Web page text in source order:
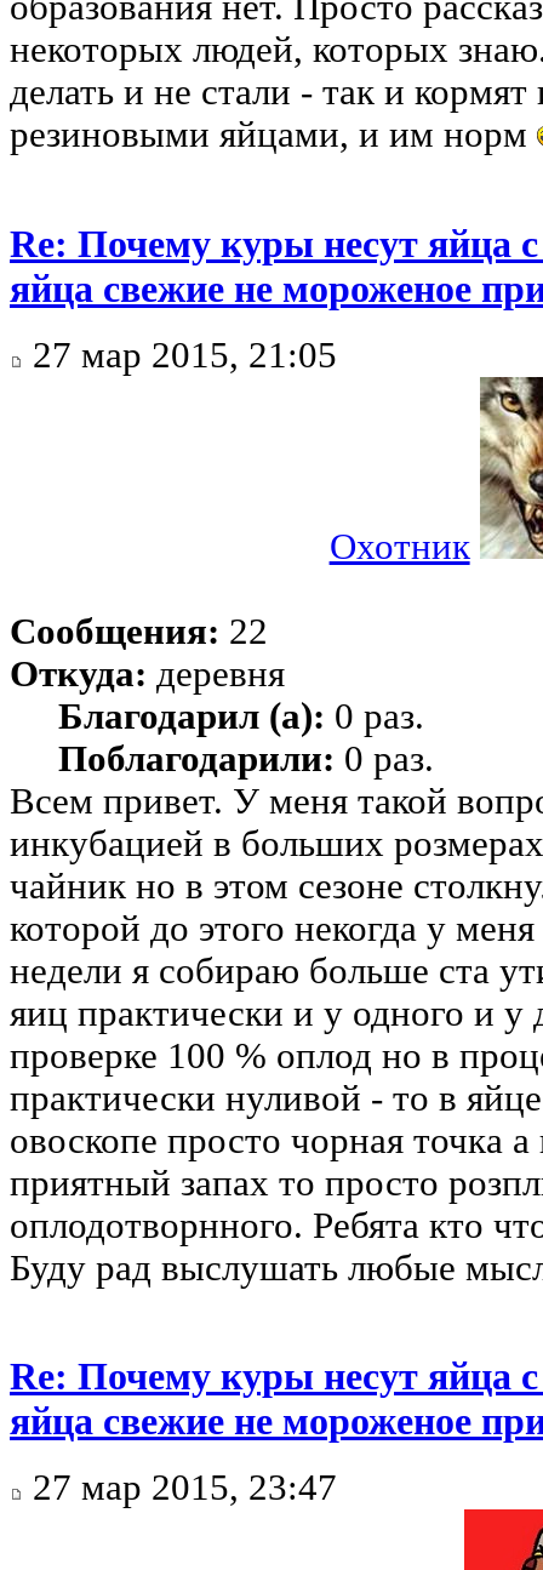
некоторых людей, которых
делать и не стали - так и
резиновыми яйцами, и им норм
Re: Почему куры несут яйца
яйца свежие не мороженое
27 мар 2015, 21:05
Охотник
Сообщения: 22
Откуда: деревня
Благодарил (а): 0 раз.
Поблагодарили: 0 раз.
Всем привет. У меня такой
инкубацией в больших
чайник но в этом сезоне
которой до этого некогда у
недели я собираю больше ста
яиц практически и у одного и у
проверке 100 % оплод но в
практически нуливой - то в
овоскопе просто чорная точка
приятный запах то просто
оплодотворнного. Ребята кто
Буду рад выслушать любые
Re: Почему куры несут яйца
яйца свежие не мороженое
27 мар 2015, 23:47